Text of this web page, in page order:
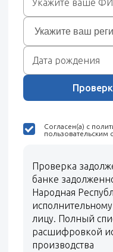
Согласен(а) с
пользовательским
Проверка
банке
Народная
лицу. Полный
расшифровкой
производства